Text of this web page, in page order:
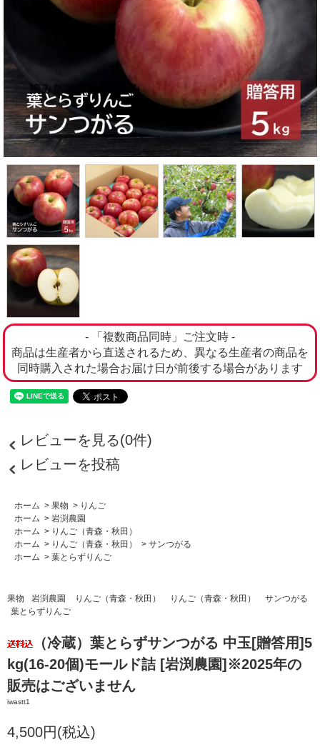
- 「複数商品同時」ご注文時 -
商品は生産者から直送されるため、異なる生産者の商品を
同時購入された場合お届け日が前後する場合があります
レビューを見る(0件)
レビューを投稿
ホーム > 果物 > りんご
ホーム > 岩渕農園
ホーム > りんご（青森・秋田）
ホーム > りんご（青森・秋田） > サンつがる
ホーム > 葉とらずりんご
果物 岩渕農園 りんご（青森・秋田） りんご（青森・秋田）
サンつがる
葉とらずりんご
（冷蔵）葉とらずサンつがる 中玉[贈答用]5
kg(16-20個)モールド詰 [岩渕農園]※2025年の
販売はございません
iwastt1
4,500円(税込)